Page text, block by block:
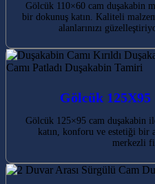
Gölcük 110×60 cam duşakabin
bir dokunuş katın. Kaliteli
alanlarınızı
Gölcük
Gölcük 125×95 cam duşakabin
katın, konforu ve estetiği bir
merkezli